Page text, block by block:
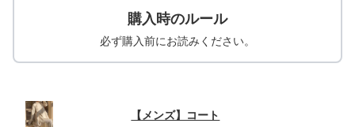
購入時のルール
必ず購入前にお読みください。
【メンズ】コート